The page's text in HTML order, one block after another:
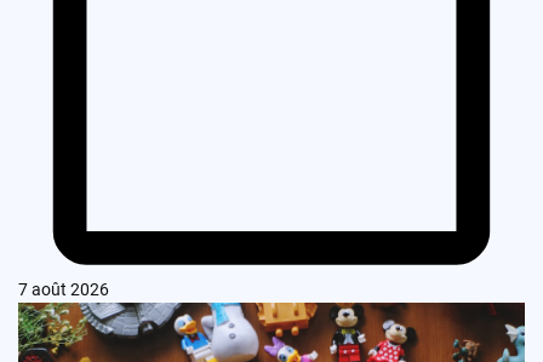
7 août 2026